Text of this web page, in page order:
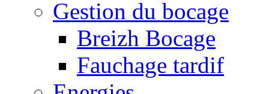
Gestion du bocage
Breizh Bocage
Fauchage tardif